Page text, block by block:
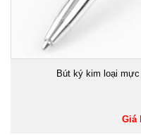
Bút ký kim loại
Giá